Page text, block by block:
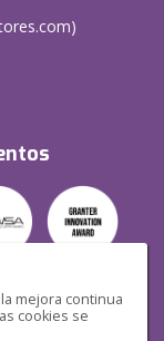
mejora continua
cookies se
)